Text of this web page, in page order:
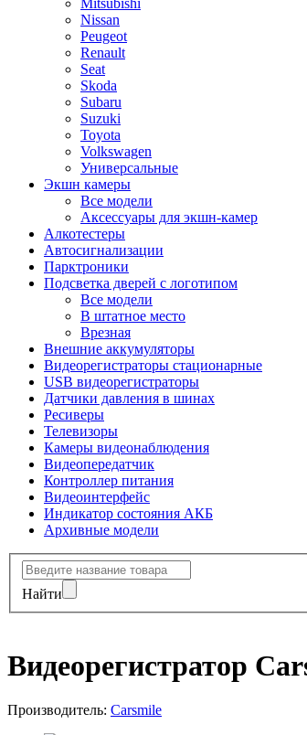
Mitsubishi
Nissan
Peugeot
Renault
Seat
Skoda
Subaru
Suzuki
Toyota
Volkswagen
Универсальные
Экшн камеры
Все модели
Аксессуары для экшн-камер
Алкотестеры
Автосигнализации
Парктроники
Подсветка дверей с логотипом
Все модели
В штатное место
Врезная
Внешние аккумуляторы
Видеорегистраторы стационарные
USB видеорегистраторы
Датчики давления в шинах
Ресиверы
Телевизоры
Камеры видеонаблюдения
Видеопередатчик
Контроллер питания
Видеоинтерфейс
Индикатор состояния АКБ
Архивные модели
Найти
Видеорегистратор
Производитель: Carsmile